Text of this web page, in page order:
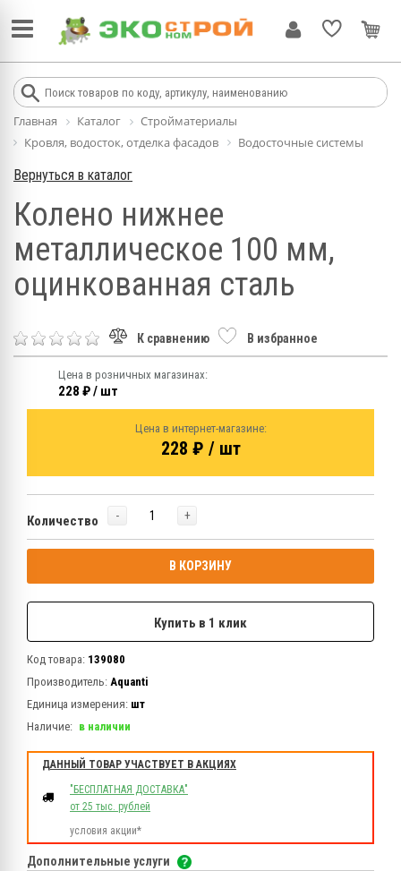
Главная Каталог
Стройматериалы
Кровля, водосток, отделка фасадов
Водосточные системы
Вернуться в каталог
Колено нижнее
металлическое 100 мм,
оцинкованная сталь
К сравнению В избранное
Цена в розничных магазинах:
228 ₽ / шт
Цена в интернет-магазине:
228 ₽ / шт
Количество - +
В КОРЗИНУ
Купить в 1 клик
Код товара: 139080
Производитель: Aquanti
Единица измерения: шт
Наличие: в наличии
ДАННЫЙ ТОВАР УЧАСТВУЕТ В АКЦИЯХ
"БЕСПЛАТНАЯ ДОСТАВКА"
от 25 тыс. рублей
условия акции*
Дополнительные услуги